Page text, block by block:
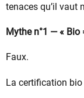
tenaces qu’il vaut
Mythe n°1 — «
Faux.
La certification bio